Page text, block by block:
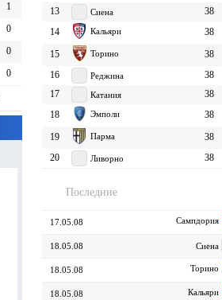
1
0
0
0
13
Сиена 38
14
Кальяри 38
15
Торино 38
16
Реджина 38
17
Катания 38
18
Эмполи 38
19
Парма 38
20
Ливорно 38
Последние
17.05.08 Сампдория
18.05.08 Сиена
18.05.08 Торино
18.05.08 Кальяри